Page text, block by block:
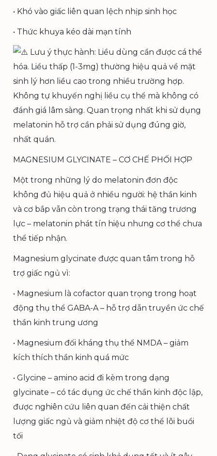
• Khó vào giấc liên quan lệch nhịp sinh học
• Thức khuya kéo dài mạn tính
Lưu ý thực hành: Liều dùng cần được cá thể
hóa. Liều thấp (1-3mg) thường hiệu quả về mặt
sinh lý hơn liều cao trong nhiều trường hợp.
Không tự khuyến nghị liều cụ thể mà không có
đánh giá lâm sàng. Quan trọng nhất khi sử dụng
melatonin hỗ trợ cần phải sử dụng đúng giờ,
nhất quán.
MAGNESIUM GLYCINATE – CƠ CHẾ PHỐI HỢP
Một trong những lý do melatonin đơn độc
không đủ hiệu quả ở nhiều người: hệ thần kinh
và cơ bắp vẫn còn trong trạng thái tăng trương
lực – melatonin phát tín hiệu nhưng cơ thể chưa
thể tiếp nhận.
Magnesium glycinate được quan tâm trong hỗ
trợ giấc ngủ vì:
• Magnesium là cofactor quan trọng trong hoạt
động thụ thể GABA-A – hỗ trợ dẫn truyền ức chế
thần kinh trung ương
• Magnesium đối kháng thụ thể NMDA – giảm
kích thích thần kinh quá mức
• Glycine – amino acid đi kèm trong dạng
glycinate – có tác dụng ức chế thần kinh độc lập,
được nghiên cứu liên quan đến cải thiện chất
lượng giấc ngủ và giảm nhiệt độ cơ thể lõi buổi
tối